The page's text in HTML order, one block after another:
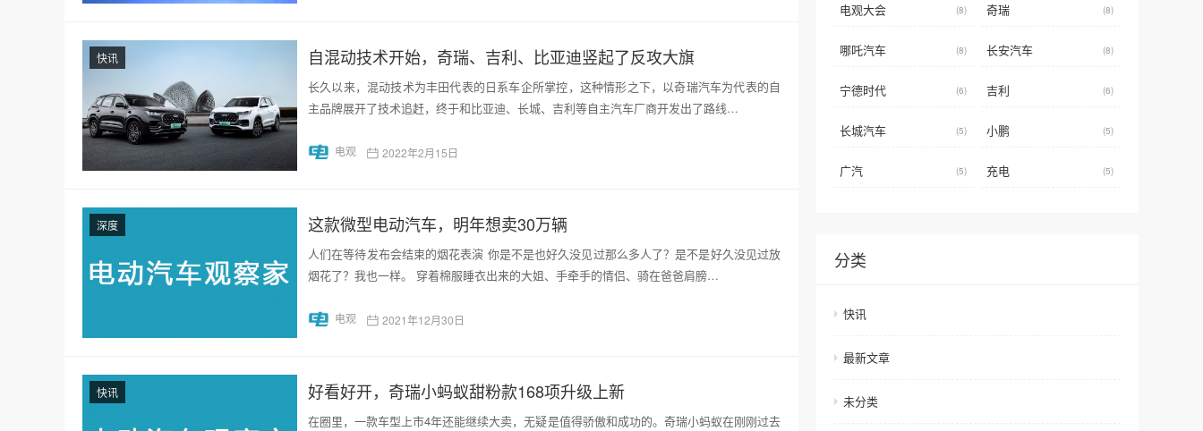
自混动技术开始，奇瑞、吉利、比亚迪竖起了反攻大旗
快讯
长久以来，混动技术为丰田代表的日系车企所掌控，这种情形之下，以奇瑞汽车为代表的自
主品牌展开了技术追赶，终于和比亚迪、长城、吉利等自主汽车厂商开发出了路线…
电观 2022年2月15日
这款微型电动汽车，明年想卖30万辆
深度
人们在等待发布会结束的烟花表演 你是不是也好久没见过那么多人了？是不是好久没见过放
烟花了？我也一样。 穿着棉服睡衣出来的大姐、手牵手的情侣、骑在爸爸肩膀…
电观 2021年12月30日
好看好开，奇瑞小蚂蚁甜粉款168项升级上新
快讯
在圈里，一款车型上市4年还能继续大卖，无疑是值得骄傲和成功的。奇瑞小蚂蚁在刚刚过去
电观大会 (8) 奇瑞 (8)
哪吒汽车 (8) 长安汽车 (8)
宁德时代 (6) 吉利 (6)
长城汽车 (5) 小鹏 (5)
广汽 (5) 充电 (5)
分类
快讯
最新文章
未分类